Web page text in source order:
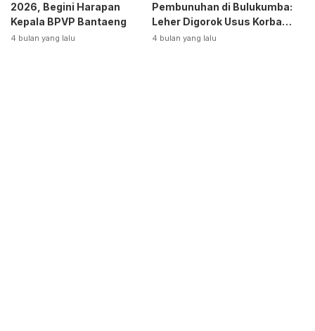
2026, Begini Harapan
Kepala BPVP Bantaeng
4 bulan yang lalu
Pembunuhan di Bulukumba:
Leher Digorok Usus Korban
Dikeluarkan
4 bulan yang lalu